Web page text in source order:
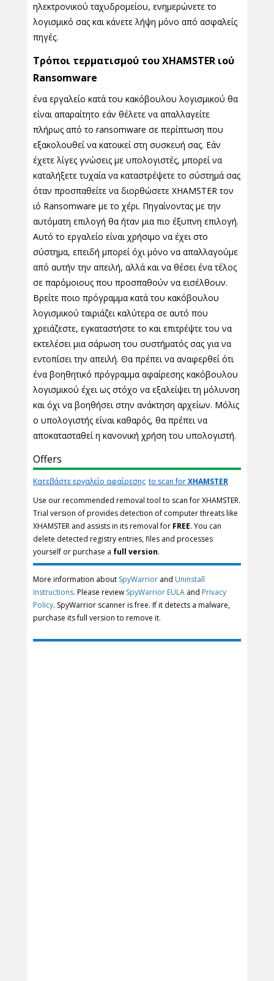
ηλεκτρονικού ταχυδρομείου, ενημερώνετε το
λογισμικό σας και κάνετε λήψη μόνο από ασφαλείς
πηγές.
Τρόποι τερματισμού του XHAMSTER ιού
Ransomware
ένα εργαλείο κατά του κακόβουλου λογισμικού θα
είναι απαραίτητο εάν θέλετε να απαλλαγείτε
πλήρως από το ransomware σε περίπτωση που
εξακολουθεί να κατοικεί στη συσκευή σας. Εάν
έχετε λίγες γνώσεις με υπολογιστές, μπορεί να
καταλήξετε τυχαία να καταστρέψετε το σύστημά σας
όταν προσπαθείτε να διορθώσετε XHAMSTER τον
ιό Ransomware με το χέρι. Πηγαίνοντας με την
αυτόματη επιλογή θα ήταν μια πιο έξυπνη επιλογή.
Αυτό το εργαλείο είναι χρήσιμο να έχει στο
σύστημα, επειδή μπορεί όχι μόνο να απαλλαγούμε
από αυτήν την απειλή, αλλά και να θέσει ένα τέλος
σε παρόμοιους που προσπαθούν να εισέλθουν.
Βρείτε ποιο πρόγραμμα κατά του κακόβουλου
λογισμικού ταιριάζει καλύτερα σε αυτό που
χρειάζεστε, εγκαταστήστε το και επιτρέψτε του να
εκτελέσει μια σάρωση του συστήματός σας για να
εντοπίσει την απειλή. Θα πρέπει να αναφερθεί ότι
ένα βοηθητικό πρόγραμμα αφαίρεσης κακόβουλου
λογισμικού έχει ως στόχο να εξαλείψει τη μόλυνση
και όχι να βοηθήσει στην ανάκτηση αρχείων. Μόλις
ο υπολογιστής είναι καθαρός, θα πρέπει να
αποκατασταθεί η κανονική χρήση του υπολογιστή.
Offers
Κατεβάστε εργαλείο αφαίρεσης to scan forXHAMSTER
Use our recommended removal tool to scan for XHAMSTER.
Trial version of provides detection of computer threats like
XHAMSTER and assists in its removal for FREE. You can
delete detected registry entries, files and processes
yourself or purchase a full version.
More information about SpyWarrior and Uninstall
Instructions. Please review SpyWarrior EULA and Privacy
Policy. SpyWarrior scanner is free. If it detects a malware,
purchase its full version to remove it.